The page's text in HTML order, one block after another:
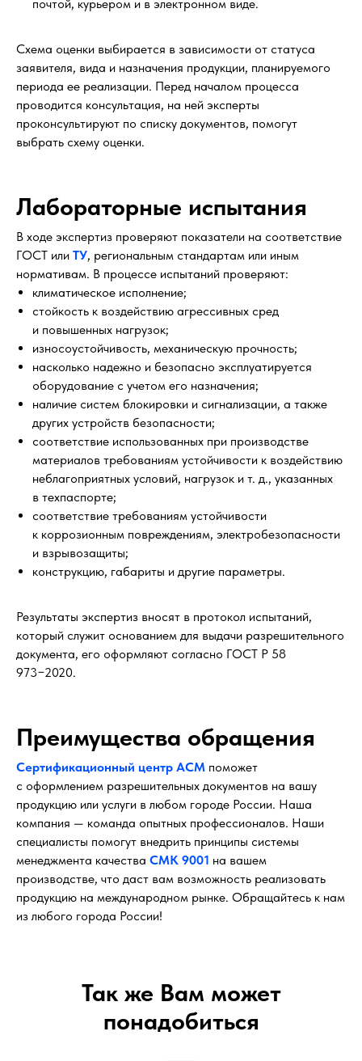
почтой, курьером и в электронном виде.
Схема оценки выбирается в зависимости от статуса
заявителя, вида и назначения продукции, планируемого
периода ее реализации. Перед началом процесса
проводится консультация, на ней эксперты
проконсультируют по списку документов, помогут
выбрать схему оценки.
Лабораторные испытания
В ходе экспертиз проверяют показатели на соответствие
ГОСТ или ТУ, региональным стандартам или иным
нормативам. В процессе испытаний проверяют:
климатическое исполнение;
стойкость к воздействию агрессивных сред
и повышенных нагрузок;
износоустойчивость, механическую прочность;
насколько надежно и безопасно эксплуатируется
оборудование с учетом его назначения;
наличие систем блокировки и сигнализации, а также
других устройств безопасности;
соответствие использованных при производстве
материалов требованиям устойчивости к воздействию
неблагоприятных условий, нагрузок и т. д., указанных
в техпаспорте;
соответствие требованиям устойчивости
к коррозионным повреждениям, электробезопасности
и взрывозащиты;
конструкцию, габариты и другие параметры.
Результаты экспертиз вносят в протокол испытаний,
который служит основанием для выдачи разрешительного
документа, его оформляют согласно ГОСТ Р 58
973−2020.
Преимущества обращения
Сертификационный центр АСМ поможет
с оформлением разрешительных документов на вашу
продукцию или услуги в любом городе России. Наша
компания — команда опытных профессионалов. Наши
специалисты помогут внедрить принципы системы
менеджмента качества СМК 9001 на вашем
производстве, что даст вам возможность реализовать
продукцию на международном рынке. Обращайтесь к нам
из любого города России!
Так же Вам может
понадобиться